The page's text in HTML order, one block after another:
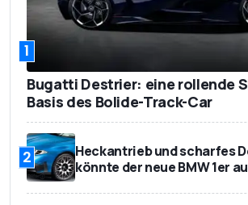
1
Bugatti Destrier: eine rollende
Basis des Bolide-Track-Car
2
Heckantrieb und scharfes
könnte der neue BMW 1er